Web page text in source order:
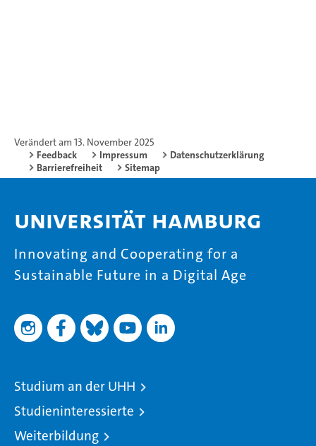
Verändert am 13. November 2025
Feedback
Impressum
Datenschutzerklärung
Barrierefreiheit
Sitemap
Universität Hamburg
Innovating and Cooperating for a
Sustainable Future in a Digital Age
Studium an der UHH
Studieninteressierte
Weiterbildung